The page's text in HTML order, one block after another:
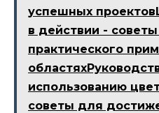
успешных
в действии -
практического
использованию
советы для